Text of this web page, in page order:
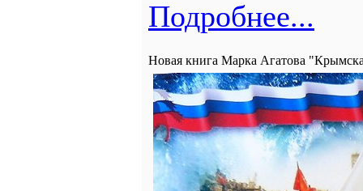
Подробнее...
Новая книга Марка Агатова